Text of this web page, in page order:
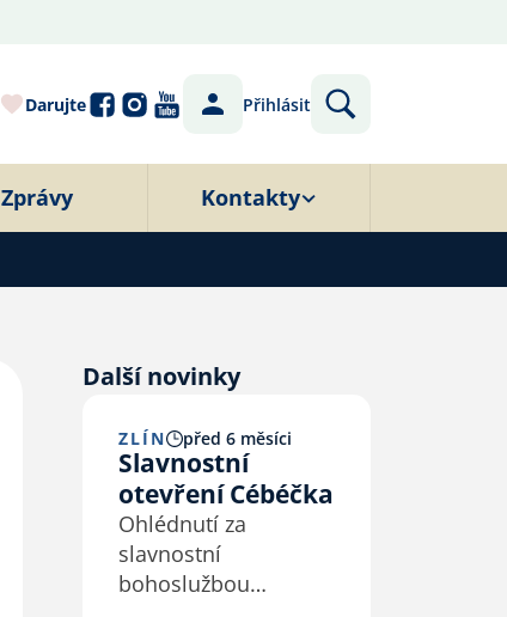
Darujte Přihlásit
Zprávy Kontakty
Další novinky
ZLÍN před 6 měsíci
Slavnostní
otevření Cébéčka
Ohlédnutí za
slavnostní
bohoslužbou